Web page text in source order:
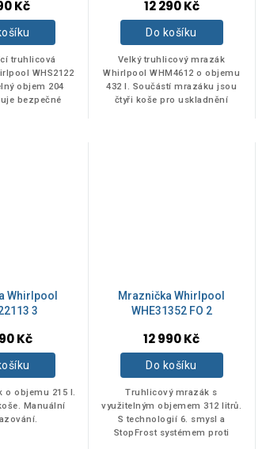
Kč
truhlicová
WHS2122
objem 204
bezpečné
12 290 Kč
Do košíku
Velký truhlicový mrazák
Whirlpool WHM4612 o objemu
432 l. Součástí mrazáku jsou
čtyři koše pro uskladnění
Whirlpool
3
Kč
o objemu 215 l.
Manuální
Mraznička Whirlpool
WHE31352 FO 2
12 990 Kč
Do košíku
Truhlicový mrazák s
využitelným objemem 312 litrů.
S technologií 6. smysl a
StopFrost systémem proti